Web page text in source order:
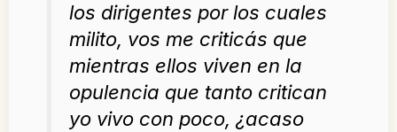
los dirigentes por los cuales
milito, vos me criticás que
mientras ellos viven en la
opulencia que tanto critican
yo vivo con poco, ¿acaso